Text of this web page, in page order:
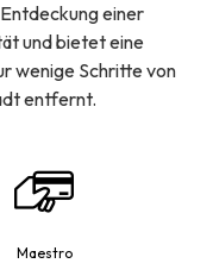
einer
und bietet eine
wenige Schritte von
entfernt.
Maestro